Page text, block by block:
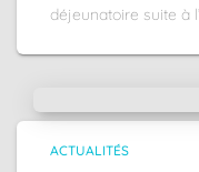
déjeunatoire suite à
ACTUALITÉS